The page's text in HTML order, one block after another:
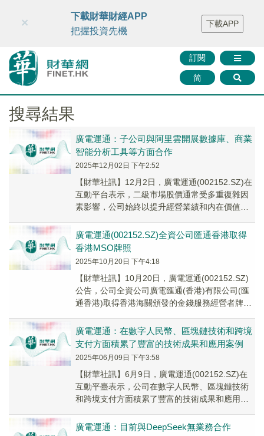
財華智庫網 FINTV FINMETA 財華證券 媒體矩陣
智庫沙龍
聯絡我們
訂閱
简
×
下載財華財經APP
把握投資先機
下載APP
搜尋結果
廣電運通：子公司與阿里雲開展數據庫、商業
智能分析工具等方面合作
2025年12月02日 下午2:52
【財華社訊】12月2日，廣電運通(002152.SZ)在
互動平台表示，二級市場股價通常受多重復雜因
素影響，公司始終以提升經營業績和内在價值為
廣電運通(002152.SZ)全資公司匯通香港取得
香港MSO牌照
2025年10月20日 下午4:18
【財華社訊】10月20日，廣電運通(002152.SZ)
公告，公司全資公司廣電匯通(香港)有限公司(匯
通香港)取得香港海關頒發的金錢服務經營者牌照
廣電運通：在數字人民幣、區塊鏈技術和跨境
支付方面積累了豐富的技術成果和應用案例
2025年06月09日 下午3:58
【財華社訊】6月9日，廣電運通(002152.SZ)在
互動平臺表示，公司在數字人民幣、區塊鏈技術
和跨境支付方面積累了豐富的技術成果和應用案
握市場機會。
廣電運通：目前與DeepSeek無業務合作